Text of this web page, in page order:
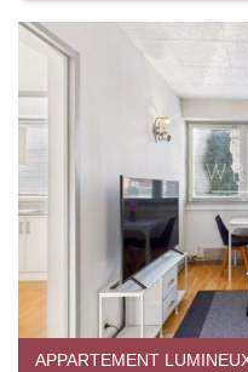
APPARTEMENT